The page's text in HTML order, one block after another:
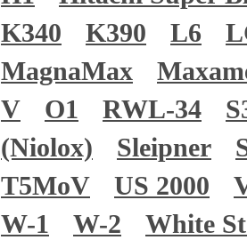
K340
K390 L6
MagnaMax
V
O1 RWL-34
(Niolox)
Sleipner
T5MoV
US 2000
W-1
W-2
White